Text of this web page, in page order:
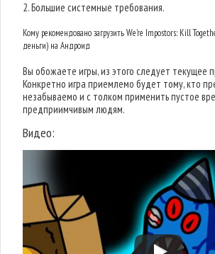
2. Большие системные требования.
Кому рекомендовано загрузить We're Impostors: Kill
деньги) на Андроид
Вы обожаете игры, из этого следует текущее
Конкретно игра приемлемо будет тому, кто
незабываемо и с толком применить пустое
предприимчивым людям.
Видео: